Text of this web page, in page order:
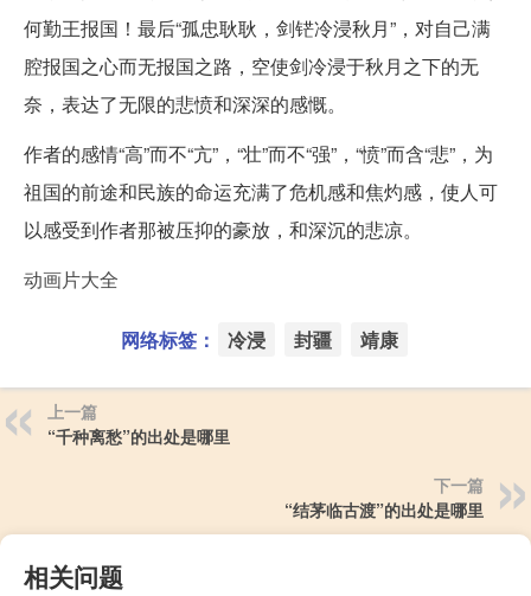
何勤王报国！最后“孤忠耿耿，剑铓冷浸秋月”，对自己满
腔报国之心而无报国之路，空使剑冷浸于秋月之下的无
奈，表达了无限的悲愤和深深的感慨。
作者的感情“高”而不“亢”，“壮”而不“强”，“愤”而含“悲”，为
祖国的前途和民族的命运充满了危机感和焦灼感，使人可
以感受到作者那被压抑的豪放，和深沉的悲凉。
动画片大全
网络标签： 冷浸 封疆 靖康
上一篇
“千种离愁”的出处是哪里
下一篇
“结茅临古渡”的出处是哪里
相关问题